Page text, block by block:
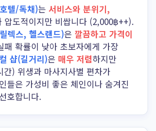
텔/독채)는 서비스와 분위기,
압도적이지만 비쌉니다 (2,000฿++).
렉스, 헬스랜드)은 깔끔하고 가격이
패 확률이 낮아 초보자에게 가장
샵(길거리)은 매우 저렴하지만
) 위생과 마사지사별 편차가
들은 가성비 좋은 체인이나 숨겨진
호합니다.